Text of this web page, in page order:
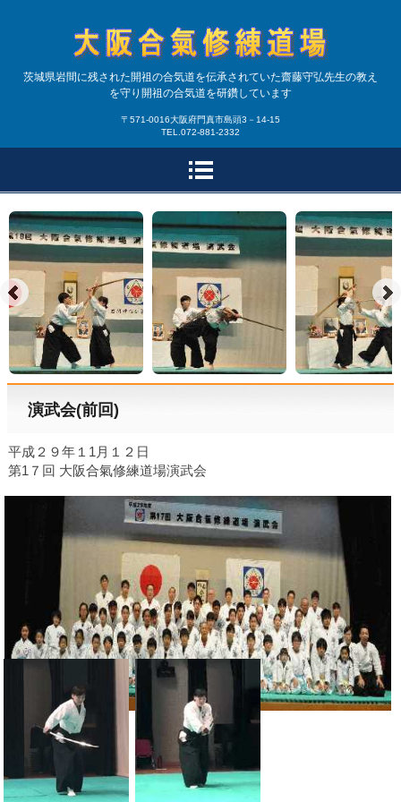
合気道大阪合氣修練道場|
大阪・兵庫で開祖の合気
道を研鑽
茨城県岩間に残された開祖の合気道を伝承されていた齋藤守弘先生の教え
を守り開祖の合気道を研鑽しています
〒571-0016大阪府門真市島頭3－14-15
TEL.072-881-2332
演武会(前回)
平成２９年１1月１２日
第1７回 大阪合氣修練道場演武会